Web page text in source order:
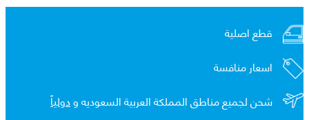
قطع اصلية
اسعار منافسة
شحن لجميع مناطق المملكة العربية السعوديه ودولياً